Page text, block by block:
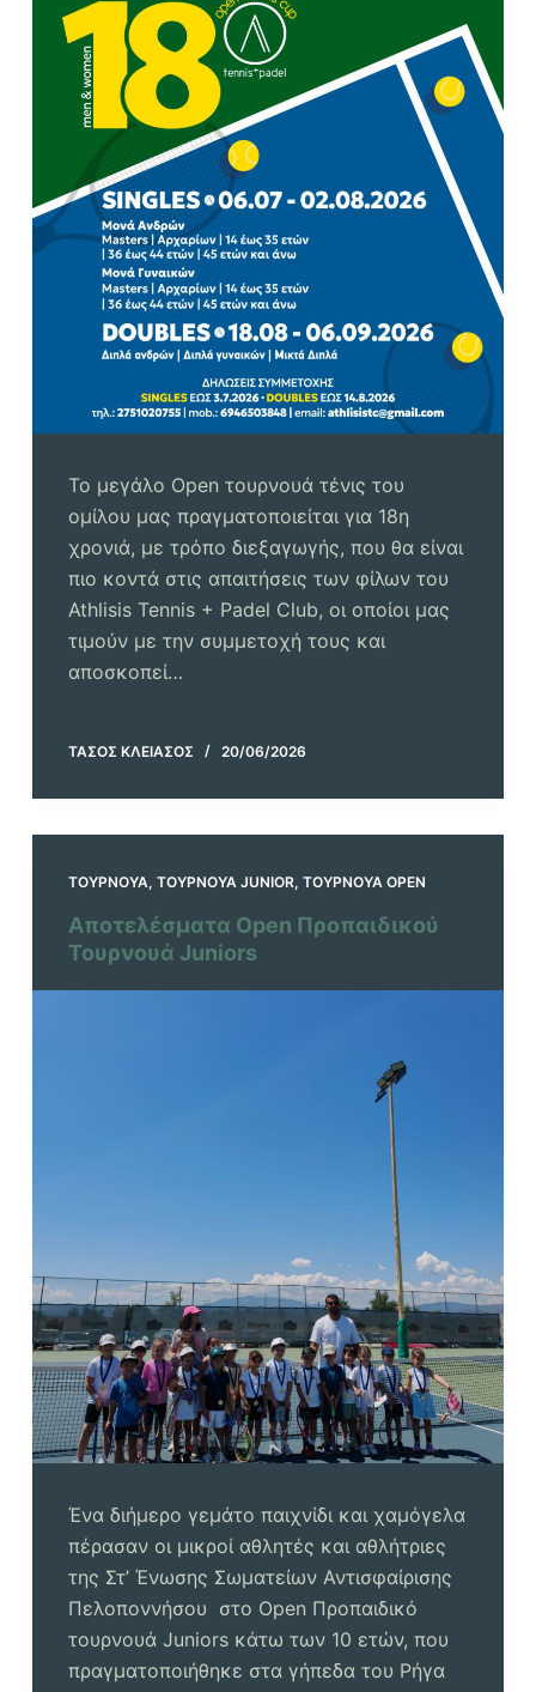
Το μεγάλο Open τουρνουά τένις του
ομίλου μας πραγματοποιείται για 18η
χρονιά, με τρόπο διεξαγωγής, που θα είναι
πιο κοντά στις απαιτήσεις των φίλων του
Athlisis Tennis + Padel Club, οι οποίοι μας
τιμούν με την συμμετοχή τους και
αποσκοπεί…
ΤΆΣΟΣ ΚΛΕΙΆΣΟΣ 20/06/2026
ΤΟΥΡΝΟΥΆ, ΤΟΥΡΝΟΥΆ JUNIOR, ΤΟΥΡΝΟΥΆ OPEN
Αποτελέσματα Open Προπαιδικού
Τουρνουά Juniors
Ένα διήμερο γεμάτο παιχνίδι και χαμόγελα
πέρασαν οι μικροί αθλητές και αθλήτριες
της Στ’ Ένωσης Σωματείων Αντισφαίρισης
Πελοποννήσου στο Open Προπαιδικό
τουρνουά Juniors κάτω των 10 ετών, που
πραγματοποιήθηκε στα γήπεδα του Ρήγα